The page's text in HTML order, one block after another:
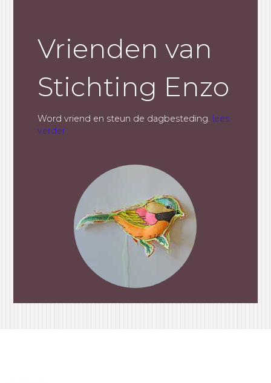
Vrienden van
Stichting Enzo
Word vriend en steun de dagbesteding. lees
verder